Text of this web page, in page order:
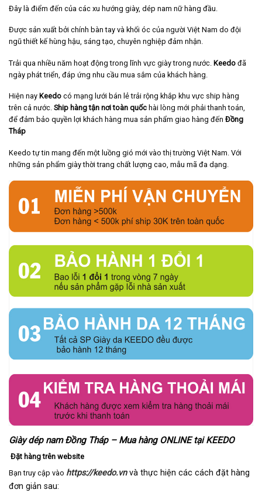
Đây là điểm đến của các xu hướng giày, dép nam nữ hàng đầu.
Được sản xuất bởi chính bàn tay và khối óc của người Việt Nam do đội
ngũ thiết kế hùng hậu, sáng tạo, chuyên nghiệp đảm nhận.
Trải qua nhiều năm hoạt động trong lĩnh vực giày trong nước. Keedo đã
ngày phát triển, đáp ứng nhu cầu mua sắm của khách hàng.
Hiện nay Keedo có mạng lưới bán lẻ trải rộng khắp khu vực ship hàng
trên cả nước. Ship hàng tận nơi toàn quốc hài lòng mới phải thanh toán,
để đảm bảo quyền lợi khách hàng mua sản phẩm giao hàng đến Đồng
Tháp
Keedo tự tin mang đến một luồng gió mới vào thị trường Việt Nam. Với
những sản phẩm giày thời trang chất lượng cao, mẫu mã đa dạng.
Giày dép nam Đồng Tháp – Mua hàng ONLINE tại KEEDO
Đặt hàng trên website
Bạn truy cập vào https://keedo.vnvà thực hiện các cách đặt hàng
đơn giản sau: